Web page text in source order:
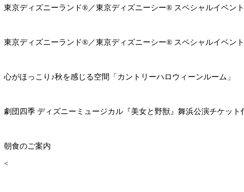
東京ディズニーランド®／東京ディズニーシー® スペシャルイベン
東京ディズニーランド®／東京ディズニーシー® スペシャルイベン
心がほっこり♪秋を感じる空間「カントリーハロウィーンルーム」
劇団四季 ディズニーミュージカル『美女と野獣』舞浜公演チケット
朝食のご案内
<